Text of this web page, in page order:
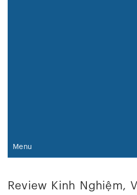
Menu
Review Kinh Nghiệm,